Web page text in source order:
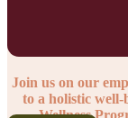
Join us on our
to a holistic well-
Wellness